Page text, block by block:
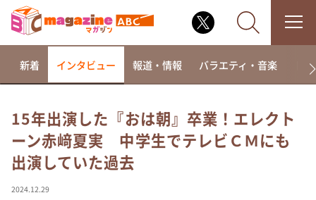
なるみ・岡村の過ぎるTV
相席食堂
これ余談なんですけど・・・
新着 インタビュー 報道・情報 バラエティ・音楽 ド
15年出演した『おは朝』卒業！エレクト
ーン赤﨑夏実 中学生でテレビＣＭにも
出演していた過去
2024.12.29